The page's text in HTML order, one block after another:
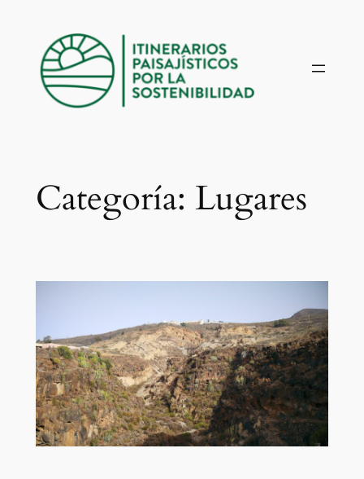
contenido
Categoría: Lugares